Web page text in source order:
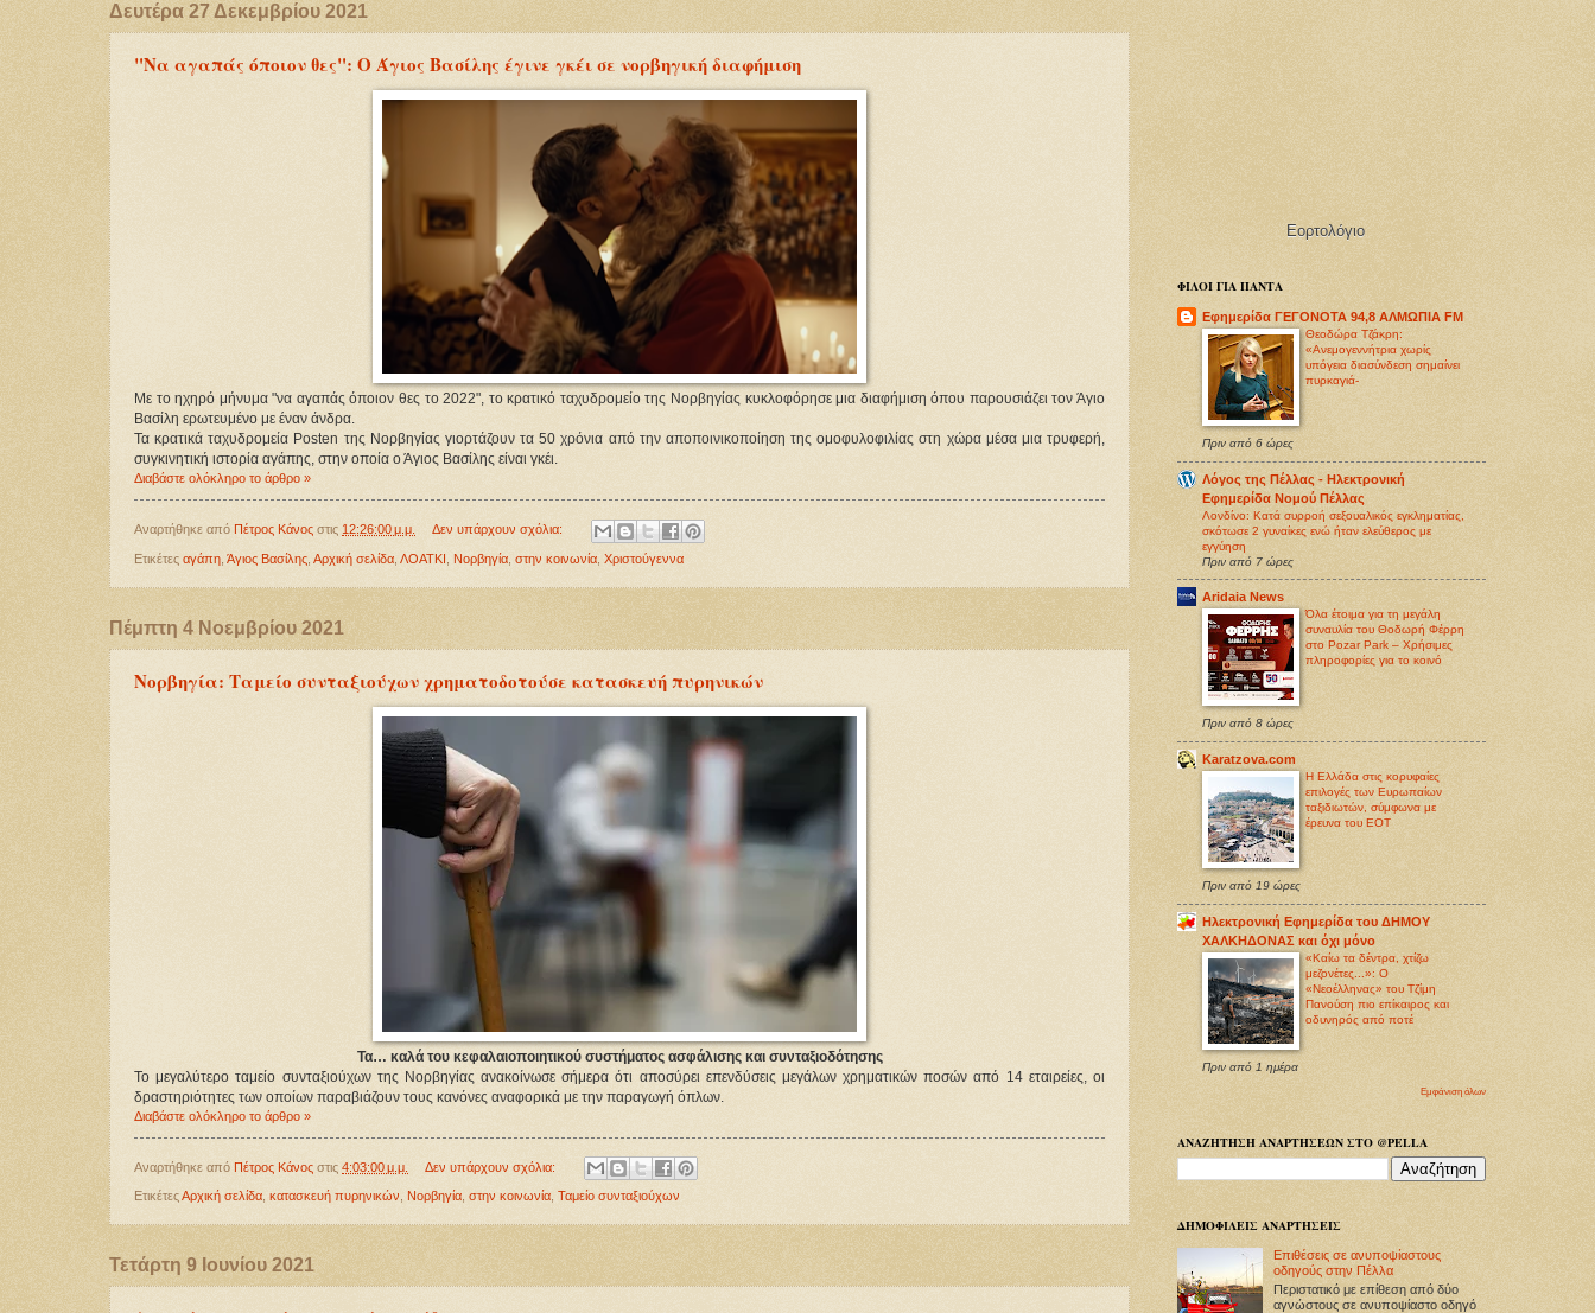
Δευτέρα 27 Δεκεμβρίου 2021
"Να αγαπάς όποιον θες": Ο Άγιος Βασίλης έγινε γκέι σε νορβηγική διαφήμιση
Με το ηχηρό μήνυμα "να αγαπάς όποιον θες το 2022", το κρατικό ταχυδρομείο της Νορβηγίας κυκλοφόρησε μια διαφήμιση όπου παρουσιάζει τον Άγιο
Βασίλη ερωτευμένο με έναν άνδρα.
Τα κρατικά ταχυδρομεία Posten της Νορβηγίας γιορτάζουν τα 50 χρόνια από την αποποινικοποίηση της ομοφυλοφιλίας στη χώρα μέσα μια τρυφερή,
συγκινητική ιστορία αγάπης, στην οποία ο Άγιος Βασίλης είναι γκέι.
Διαβάστε ολόκληρο το άρθρο »
Αναρτήθηκε από Πέτρος Κάνος στις 12:26:00 μ.μ. Δεν υπάρχουν σχόλια:
Ετικέτες αγάπη Άγιος Βασίλης Αρχική σελίδα ΛΟΑΤΚΙ Νορβηγία στην κοινωνία Χριστούγεννα
Πέμπτη 4 Νοεμβρίου 2021
Νορβηγία: Ταμείο συνταξιούχων χρηματοδοτούσε κατασκευή πυρηνικών
Τα… καλά του κεφαλαιοποιητικού συστήματος ασφάλισης και συνταξιοδότησης
Το μεγαλύτερο ταμείο συνταξιούχων της Νορβηγίας ανακοίνωσε σήμερα ότι αποσύρει επενδύσεις μεγάλων χρηματικών ποσών από 14 εταιρείες, οι
δραστηριότητες των οποίων παραβιάζουν τους κανόνες αναφορικά με την παραγωγή όπλων.
Διαβάστε ολόκληρο το άρθρο »
Αναρτήθηκε από Πέτρος Κάνος στις 4:03:00 μ.μ. Δεν υπάρχουν σχόλια:
ΕτικέτεςΑρχική σελίδα κατασκευή πυρηνικών Νορβηγία στην κοινωνία Ταμείο συνταξιούχων
Τετάρτη 9 Ιουνίου 2021
Εορτολόγιο
ΦΙΛΟΙ ΓΙΑ ΠΑΝΤΑ
Εφημερίδα ΓΕΓΟΝΟΤΑ 94,8 ΑΛΜΩΠΙΑ FM
Θεοδώρα Τζάκρη:
«Ανεμογεννήτρια χωρίς
υπόγεια διασύνδεση σημαίνει
πυρκαγιά-
Πριν από 6 ώρες
Λόγος της Πέλλας - Ηλεκτρονική
Εφημερίδα Νομού Πέλλας
Λονδίνο: Κατά συρροή σεξoυαλικός εγκληματίας,
σκότωσε 2 γυναίκες ενώ ήταν ελεύθερος με
εγγύηση
Πριν από 7 ώρες
Aridaia News
Όλα έτοιμα για τη μεγάλη
συναυλία του Θοδωρή Φέρρη
στο Pozar Park – Χρήσιμες
πληροφορίες για το κοινό
Πριν από 8 ώρες
Karatzova.com
Η Ελλάδα στις κορυφαίες
επιλογές των Ευρωπαίων
ταξιδιωτών, σύμφωνα με
έρευνα του ΕΟΤ
Πριν από 19 ώρες
Ηλεκτρονική Εφημερίδα του ΔΗΜΟΥ
ΧΑΛΚΗΔΟΝΑΣ και όχι μόνο
«Καίω τα δέντρα, χτίζω
μεζονέτες...»: Ο
«Νεοέλληνας» του Τζίμη
Πανούση πιο επίκαιρος και
οδυνηρός από ποτέ
Πριν από 1 ημέρα
Εμφάνιση όλων
ΑΝΑΖΗΤΗΣΗ ΑΝΑΡΤΗΣΕΩΝ ΣΤΟ @PELLA
ΔΗΜΟΦΙΛΕΙΣ ΑΝΑΡΤΗΣΕΙΣ
Επιθέσεις σε ανυποψίαστους
οδηγούς στην Πέλλα
Περιστατικό με επίθεση από δύο
αγνώστους σε ανυποψίαστο οδηγό